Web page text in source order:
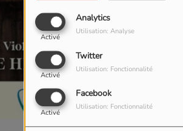
Analytics
Activé
Utilisation: Analyse
Twitter
Activé
Utilisation: Fonctionnalité
Facebook
Activé
Utilisation: Fonctionnalité